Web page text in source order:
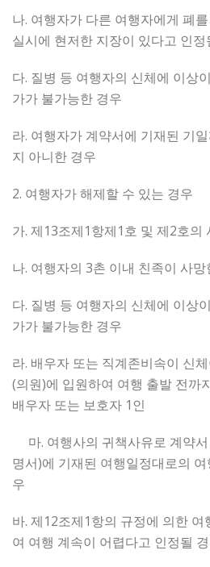
나. 여행자가 다른 여행자에게 폐
실시에 현저한 지장이 있다고 인정
다. 질병 등 여행자의 신체에 이상
가가 불가능한 경우
라. 여행자가 계약서에 기재된 기
지 아니한 경우
2. 여행자가 해제할 수 있는 경우
가. 제13조제1항제1호 및 제2호의
나. 여행자의 3촌 이내 친족이 사망
다. 질병 등 여행자의 신체에 이상
가가 불가능한 경우
라. 배우자 또는 직계존비속이 신
(의원)에 입원하여 여행 출발 전까
배우자 또는 보호자 1인
마. 여행사의 귀책사유로 계약
명서)에 기재된 여행일정대로의
우
바. 제12조제1항의 규정에 의한
여 여행 계속이 어렵다고 인정될